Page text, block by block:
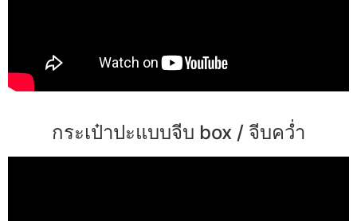
กระเป๋าปะแบบจีบ box / จีบคว่ำ